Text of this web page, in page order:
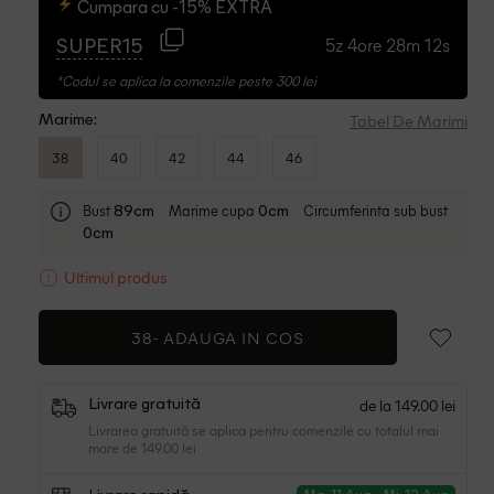
Cumpara cu -15% EXTRA
SUPER15 5z 4ore 28m 11s
*Codul se aplica la comenzile peste 300 lei
Marime: Tabel De Marimi
38 40 42 44 46
Bust 89cm Marime cupa 0cm Circumferinta sub bust
0cm
Ultimul produs
38- ADAUGA IN COS
Livrare gratuită de la 149.00 lei
Livrarea gratuită se aplica pentru comenzile cu totalul mai
mare de 149.00 lei